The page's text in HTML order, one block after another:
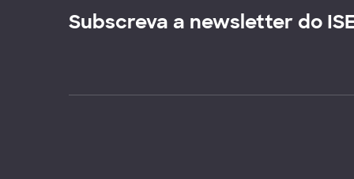
Subscreva a newsletter do